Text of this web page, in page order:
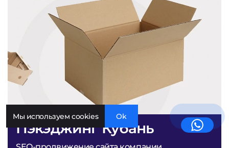
Пэкэджинг Кубань
Мы используем cookies Ok